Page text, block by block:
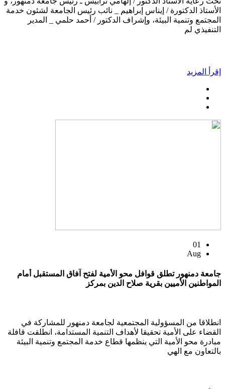
الأستاذ الدكتورة / إيناس إبراهيم _ نائب رئيس الجامعة لشئون خدمة
المجتمع وتنمية البيئة، وإشراف الدكتور / أحمد حلمي _ المدير
التنفيذي لم
إقرأ المزيد
01
Aug
جامعة دمنهور تطلق قوافل محو الأمية لفتح آفاق المستقبل أمام
المواطنين الأميين بقرية صلاح الدين بمركز
انطلاقا من المسؤولية المجتمعية لجامعة دمنهور للمشاركة في
القضاء على الأمية تحقيقا لأهداف التنمية المستدامة، انطلقت قافلة
مبادرة محو الأمية التي ينظمها قطاع خدمة المجتمع وتنمية البيئة
بالتعاون مع الهي